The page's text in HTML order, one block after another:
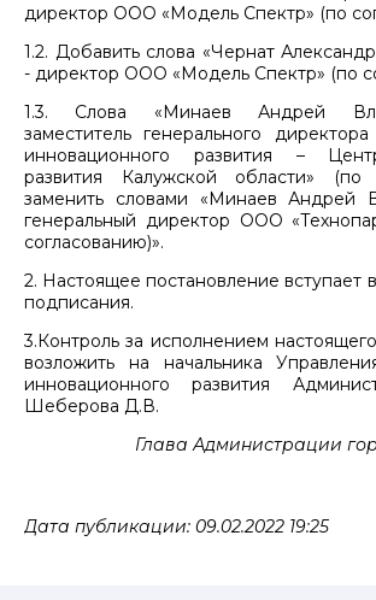
директор ООО «Модель Спектр» (по
1.2. Добавить слова «Чернат
- директор ООО «Модель Спектр» (по
1.3. Слова «Минаев Андрей
заместитель генерального
инновационного развития –
развития Калужской области» (по
заменить словами «Минаев Андрей
генеральный директор ООО
согласованию)».
2. Настоящее постановление вступает
подписания.
3.Контроль за исполнением
возложить на начальника
инновационного развития
Шеберова Д.В.
Глава Администрации
Дата публикации: 09.02.2022 19:25